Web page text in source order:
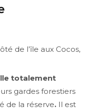
de l’île aux Cocos,
totalement
gardes forestiers
de la réserve. Il est